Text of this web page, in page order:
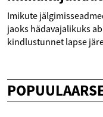
Imikute
jaoks hädavajalikuks
kindlustunnet lapse